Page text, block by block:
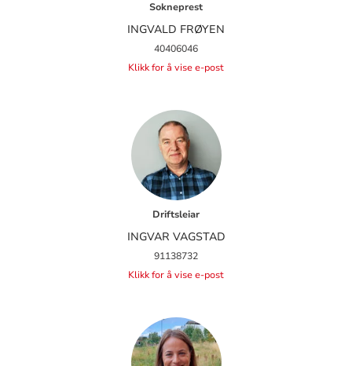
Sokneprest
INGVALD FRØYEN
40406046
Klikk for å vise e-post
Driftsleiar
INGVAR VAGSTAD
91138732
Klikk for å vise e-post